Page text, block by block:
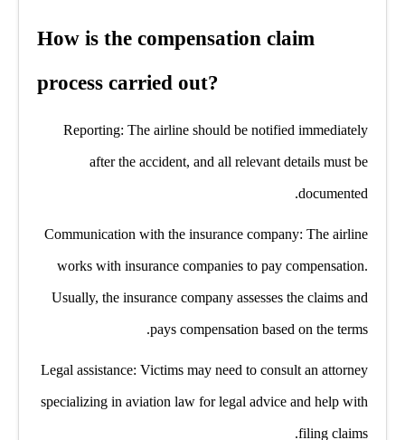
How is the compensation claim
process carried out?
Reporting: The airline should be notified immediately
after the accident, and all relevant details must be
documented.
Communication with the insurance company: The airline
works with insurance companies to pay compensation.
Usually, the insurance company assesses the claims and
pays compensation based on the terms.
Legal assistance: Victims may need to consult an attorney
specializing in aviation law for legal advice and help with
filing claims.